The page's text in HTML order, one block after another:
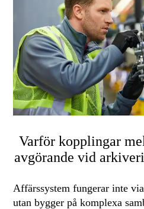
Varför kopplingar
avgörande vid
Affärssystem fungerar inte
utan bygger på komplexa